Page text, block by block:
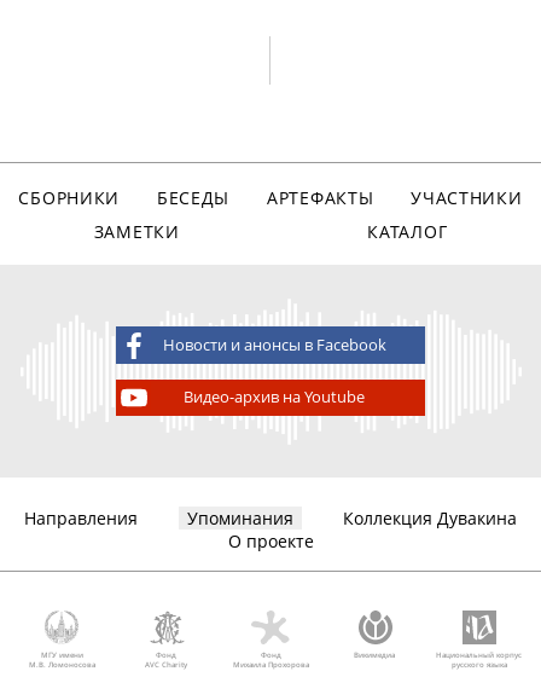
СБОРНИКИ БЕСЕДЫ АРТЕФАКТЫ
УЧАСТНИКИ
ЗАМЕТКИ
КАТАЛОГ
Новости и анонсы в Facebook
Видео-архив на Youtube
Направления Упоминания
Коллекция Дувакина
О проекте
МГУ имени
М.В. Ломоносова
Фонд
AVC Charity
Фонд
Михаила Прохорова
Викимедиа
Национальный корпус
русского языка